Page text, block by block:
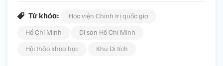
Từ khóa:
Học viện Chính trị quốc gia
Hồ Chí Minh
Di sản Hồ Chí Minh
Hội thảo khoa học
Khu Di tích